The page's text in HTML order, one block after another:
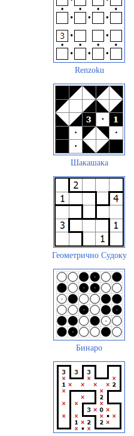
Renzoku
Шакашака
Геометрично Судоку
Бинаро